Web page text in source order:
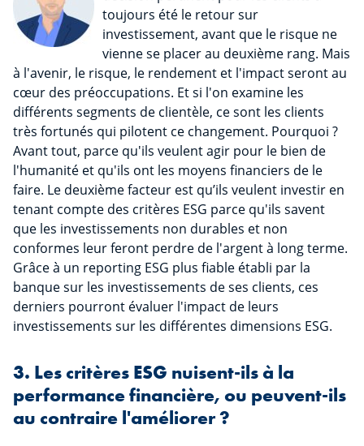
toujours été le retour sur
investissement, avant que le risque ne
vienne se placer au deuxième rang. Mais
à l'avenir, le risque, le rendement et l'impact seront au
cœur des préoccupations. Et si l'on examine les
différents segments de clientèle, ce sont les clients
très fortunés qui pilotent ce changement. Pourquoi ?
Avant tout, parce qu'ils veulent agir pour le bien de
l'humanité et qu'ils ont les moyens financiers de le
faire. Le deuxième facteur est qu’ils veulent investir en
tenant compte des critères ESG parce qu'ils savent
que les investissements non durables et non
conformes leur feront perdre de l'argent à long terme.
Grâce à un reporting ESG plus fiable établi par la
banque sur les investissements de ses clients, ces
derniers pourront évaluer l'impact de leurs
investissements sur les différentes dimensions ESG.
3. Les critères ESG nuisent-ils à la
performance financière, ou peuvent-ils
au contraire l'améliorer ?